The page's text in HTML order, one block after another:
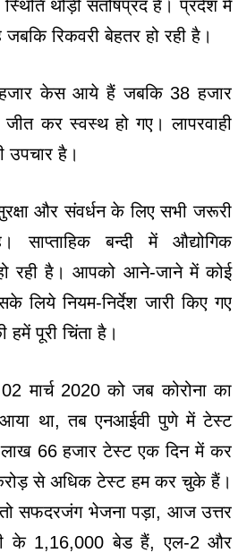
थोड़ी संतोषप्रद है। प्रदेश में
रिकवरी बेहतर हो रही है।
केस आये हैं जबकि 38 हजार
जीत कर स्वस्थ हो गए। लापरवाही
उपचार है।
और संवर्धन के लिए सभी जरूरी
साप्ताहिक बन्दी में औद्योगिक
हो रही है। आपको आने-जाने में कोई
लिये नियम-निर्देश जारी किए गए
पूरी चिंता है।
मार्च 2020 को जब कोरोना का
था, तब एनआईवी पुणे में टेस्ट
66 हजार टेस्ट एक दिन में कर
से अधिक टेस्ट हम कर चुके हैं।
सफदरजंग भेजना पड़ा, आज उत्तर
के 1,16,000 बेड हैं, एल-2 और